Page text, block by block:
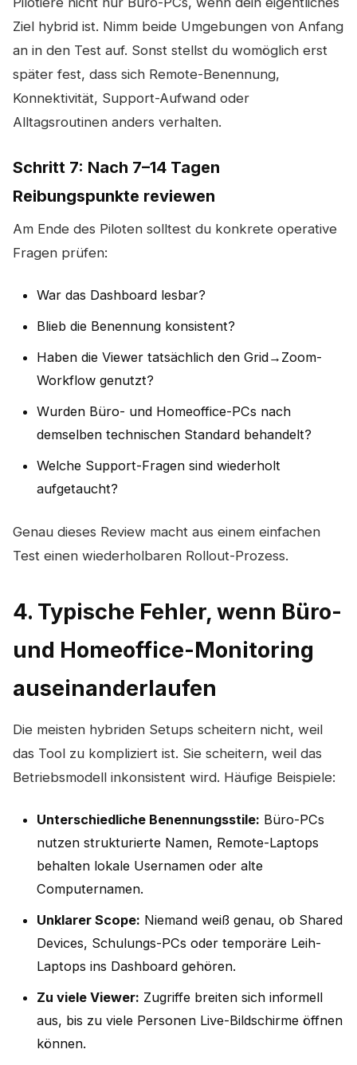
Ziel hybrid ist. Nimm beide Umgebungen von Anfang
an in den Test auf. Sonst stellst du womöglich erst
später fest, dass sich Remote-Benennung,
Konnektivität, Support-Aufwand oder
Alltagsroutinen anders verhalten.
Schritt 7: Nach 7–14 Tagen
Reibungspunkte reviewen
Am Ende des Piloten solltest du konkrete operative
Fragen prüfen:
War das Dashboard lesbar?
Blieb die Benennung konsistent?
Haben die Viewer tatsächlich den Grid→Zoom-
Workflow genutzt?
Wurden Büro- und Homeoffice-PCs nach
demselben technischen Standard behandelt?
Welche Support-Fragen sind wiederholt
aufgetaucht?
Genau dieses Review macht aus einem einfachen
Test einen wiederholbaren Rollout-Prozess.
4. Typische Fehler, wenn Büro-
und Homeoffice-Monitoring
auseinanderlaufen
Die meisten hybriden Setups scheitern nicht, weil
das Tool zu kompliziert ist. Sie scheitern, weil das
Betriebsmodell inkonsistent wird. Häufige Beispiele:
Unterschiedliche Benennungsstile: Büro-PCs
nutzen strukturierte Namen, Remote-Laptops
behalten lokale Usernamen oder alte
Computernamen.
Unklarer Scope: Niemand weiß genau, ob Shared
Devices, Schulungs-PCs oder temporäre Leih-
Laptops ins Dashboard gehören.
Zu viele Viewer: Zugriffe breiten sich informell
aus, bis zu viele Personen Live-Bildschirme öffnen
können.